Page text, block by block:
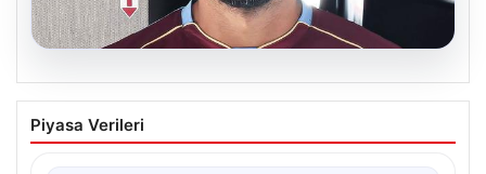
Mohamed Salah daha maça çıkmadan
Victor Osimhen’i solladı!
Piyasa Verileri